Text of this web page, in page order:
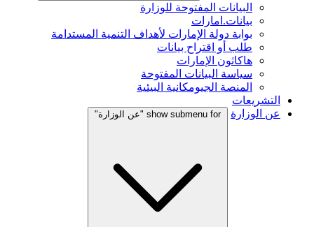
البيانات المفتوحة للوزارة
بيانات.امارات
بوابة دولة الإمارات لأهداف التنمية المستدامة
طلب أو اقتراح بيانات
هاكاثون الإمارات
سياسة البيانات المفتوحة
المنصة الجيومكانية البيئية
التشريعات
عن الوزارة
show submenu for "عن الوزارة"